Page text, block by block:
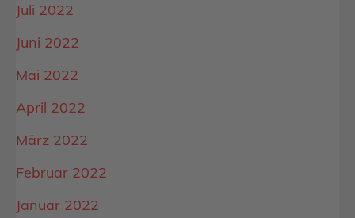
Juli 2022
Juni 2022
Mai 2022
April 2022
März 2022
Februar 2022
Januar 2022